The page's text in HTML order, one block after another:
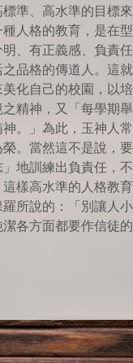
準、高水準的目標
人格的教育，是在
、有正義感、負責
品格的傳道人。這
化自己的校園，以
精神，又「每學期
。」為此，玉神人
。當然這不是說，
地訓練出負責任，
樣高水準的人格教
所說的：「別讓人
各方面都要作信徒的